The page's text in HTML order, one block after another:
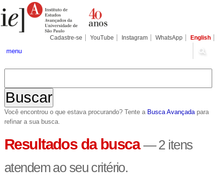
para
conteúdo.
Pessoais
Cadastre-se YouTube Instagram WhatsApp English
menu
Você encontrou o que estava procurando? Tente a Busca Avançada para
refinar a sua busca.
Resultados da busca —2 itens
atendem ao seu critério.